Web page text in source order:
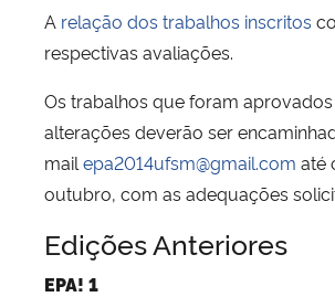
A relação dos trabalhos inscritos
respectivas avaliações.
Os trabalhos que foram
alterações deverão ser
mail epa2014ufsm@gmail.com até
outubro, com as adequações
Edições Anteriores
EPA! 1